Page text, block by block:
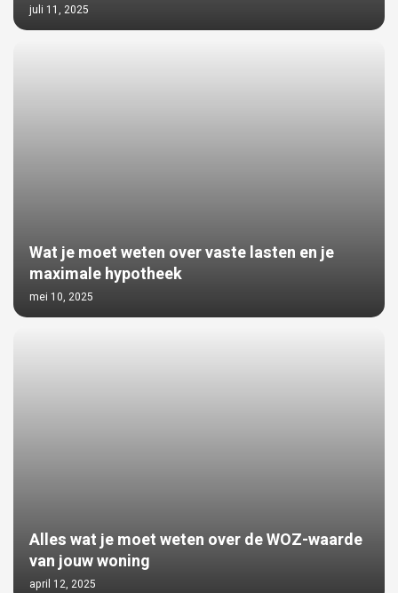
juli 11, 2025
Wat je moet weten over vaste lasten en je
maximale hypotheek
mei 10, 2025
Alles wat je moet weten over de WOZ-waarde
van jouw woning
april 12, 2025